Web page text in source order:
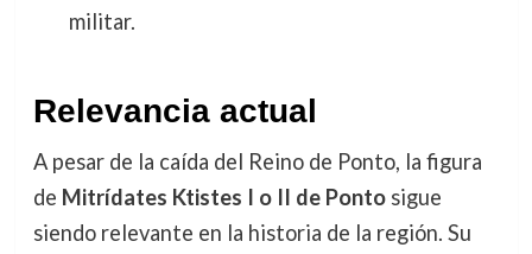
militar.
Relevancia actual
A pesar de la caída del Reino de Ponto, la figura
de Mitrídates Ktistes I o II de Pontosigue
siendo relevante en la historia de la región. Su